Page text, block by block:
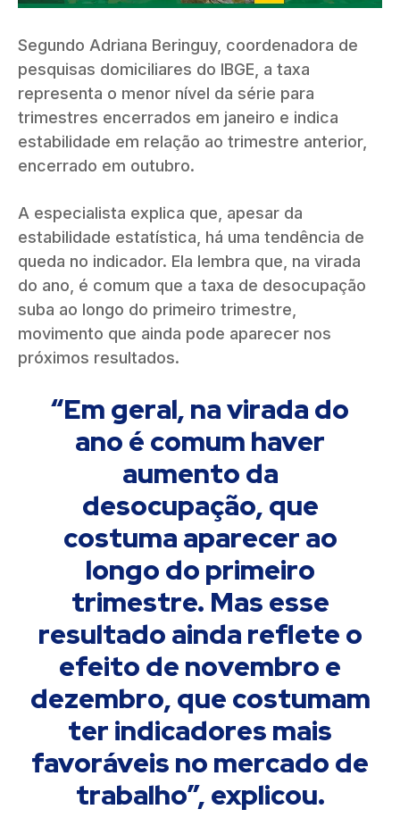
Segundo Adriana Beringuy, coordenadora de
pesquisas domiciliares do IBGE, a taxa
representa o menor nível da série para
trimestres encerrados em janeiro e indica
estabilidade em relação ao trimestre anterior,
encerrado em outubro.
A especialista explica que, apesar da
estabilidade estatística, há uma tendência de
queda no indicador. Ela lembra que, na virada
do ano, é comum que a taxa de desocupação
suba ao longo do primeiro trimestre,
movimento que ainda pode aparecer nos
próximos resultados.
“Em geral, na virada do
ano é comum haver
aumento da
desocupação, que
costuma aparecer ao
longo do primeiro
trimestre. Mas esse
resultado ainda reflete o
efeito de novembro e
dezembro, que costumam
ter indicadores mais
favoráveis no mercado de
trabalho”, explicou.